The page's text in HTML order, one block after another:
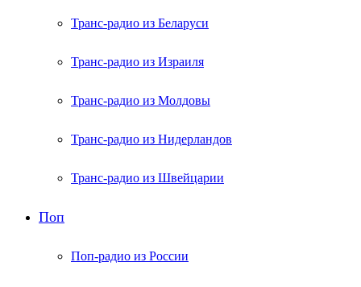
Транс-радио из Беларуси
Транс-радио из Израиля
Транс-радио из Молдовы
Транс-радио из Нидерландов
Транс-радио из Швейцарии
Поп
Поп-радио из России